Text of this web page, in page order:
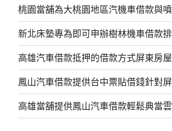
桃園當舖為大桃園地區汽機車借款與
新北床墊專為即可申辦樹林機車借款
高雄汽車借款抵押的借款方式屏東房
鳳山汽車借款提供台中票貼借錢針對
高雄當舖提供鳳山汽車借款輕鬆典當